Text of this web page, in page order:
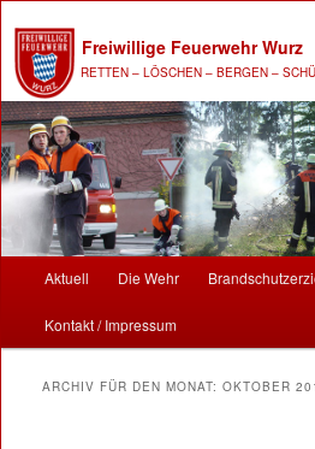
Freiwillige Feuerwehr Wurz
RETTEN – LÖSCHEN – BERGEN –
Zum Inhalt wechseln
Zum sekundären Inhalt wechseln
Aktuell Die Wehr
Kontakt / Impressum
ARCHIV FÜR DEN MONAT: OKTOBER